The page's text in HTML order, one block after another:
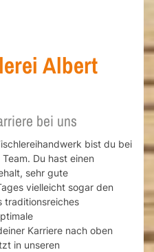
Albert
bei uns
bist du bei
Du hast einen
sehr gute
vielleicht sogar den
traditionsreiches
Karriere nach oben
in unseren